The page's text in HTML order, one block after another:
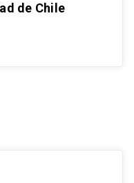
de Chile